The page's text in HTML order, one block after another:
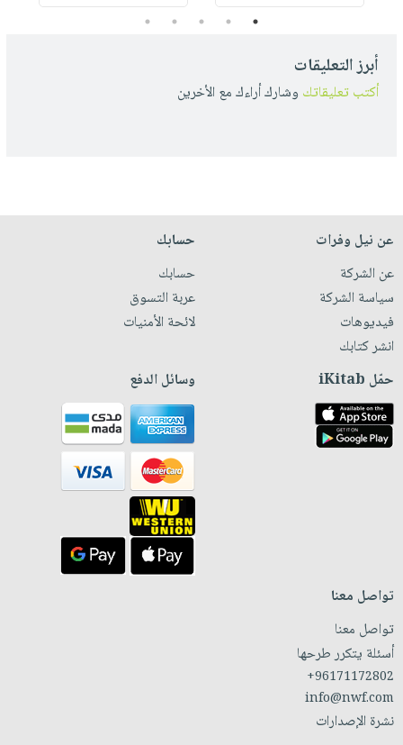
1
2
3
4
5
أبرز التعليقات
أكتب تعليقاتك وشارك أراءك مع الأخرين
عن نيل وفرات
عن الشركة
سياسة الشركة
فيديوهات
انشر كتابك
حسابك
حسابك
عربة التسوق
لائحة الأمنيات
حمّل iKitab وسائل الدفع
تواصل معنا
تواصل معنا
أسئلة يتكرر طرحها
+96171172802
info@nwf.com
نشرة الإصدارات